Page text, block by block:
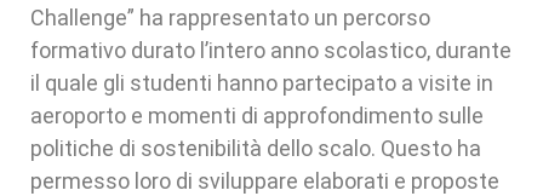
Challenge” ha rappresentato un percorso
formativo durato l’intero anno scolastico, durante
il quale gli studenti hanno partecipato a visite in
aeroporto e momenti di approfondimento sulle
politiche di sostenibilità dello scalo. Questo ha
permesso loro di sviluppare elaborati e proposte